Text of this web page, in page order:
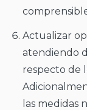
Actualizar
atendiendo
respecto de
las medidas